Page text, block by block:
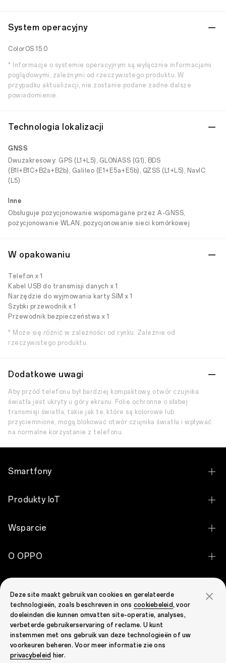
System operacyjny
ColorOS 15.0
* Informacje o systemie operacyjnym są wyłącznie informacjami
poglądowymi, zależnymi od rzeczywistego produktu. W
przypadku aktualizacji, nie zostanie podane żadne dalsze
powiadomienie.
Technologia lokalizacji
GNSS
Dwuzakresowy: GPS (L1+L5), GLONASS (G1), BDS
(B1I+B1C+B2a+B2b), Galileo (E1+E5a+E5b), QZSS (L1+L5), NavIC
(L5)
Inne
Obsługuje pozycjonowanie wspomagane przez A-GNSS,
pozycjonowanie WLAN, pozycjonowanie sieci komórkowej
W opakowaniu
Telefon x 1
Kabel USB do transmisji danych x 1
Narzędzie do wyjmowania karty SIM x 1
Szybki przewodnik x 1
Przewodnik bezpieczeństwa x 1
* Może się różnić w zależności od rynku. Zależnie od
rzeczywistego produktu.
Dodatkowe uwagi
Aby przód telefonu był bardziej kompaktowy, otwór czujnika
światła jest ukryty u góry ekranu. Folie ochronne o słabej
transmisji światła, takie jak te, które są kolorowe lub
przyciemnione, mogą blokować otwór czujnika światła i wpływać
na normalne korzystanie z telefonu.
Smartfony
OPPO Find X9 Ultra
OPPO Reno15 5G
OPPO Reno15 FS 5G
OPPO Find X9 Pro
OPPO A6 Pro 5G
OPPO A6x
Produkty IoT
OPPO Watch X3
OPPO Enco Clip2 Open Earbuds
OPPO Enco Buds3
OPPO Enco Buds3 Pro
Wsparcie
Kontakt
Ceny Części Zamiennych
Status Gwarancji
FAQ
Security Response Center
O OPPO
O OPPO
Aktualności Prasowe
Strategia Podatkowa
Globalna Społeczność OPPO
Deze site maakt gebruik van cookies en gerelateerde
technologieën, zoals beschreven in ons cookiebeleid, voor
doeleinden die kunnen omvatten site-operatie, analyses,
verbeterde gebruikerservaring of reclame. U kunt
instemmen met ons gebruik van deze technologieën of uw
voorkeuren beheren. Voor meer informatie zie ons
privacybeleid hier.